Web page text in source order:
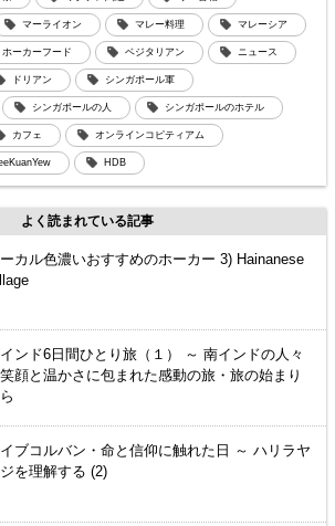
マーライオン マレー料理 マレーシア
ホーカーフード ベジタリアン ニュース
ドリアン シンガポール軍
シンガポールの人 シンガポールのホテル
カフェ オンラインコピティアム
HDB
よく読まれている記事
カル色濃いおすすめのホーカー 3) Hainanese
ンド6日間ひとり旅（１） ～ 南インドの人々
顔と温かさに包まれた感動の旅・旅の始まり
ブコルバン・命と信仰に触れた日 ～ ハリラヤ
を理解する (2)